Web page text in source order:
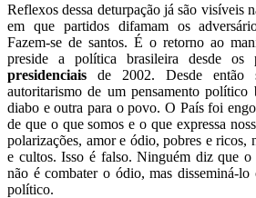
Reflexos dessa deturpação já são visíveis
em que partidos difamam os
Fazem-se de santos. É o retorno ao
preside a política brasileira desde os
presidenciais de 2002. Desde então
autoritarismo de um pensamento
diabo e outra para o povo. O País foi
de que o que somos e o que expressa
polarizações, amor e ódio, pobres e ricos,
e cultos. Isso é falso. Ninguém diz que o
não é combater o ódio, mas disseminá-
político.